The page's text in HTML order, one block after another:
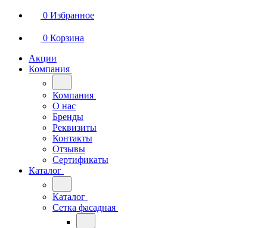
0 Избранное
0 Корзина
Акции
Компания
Компания
О нас
Бренды
Реквизиты
Контакты
Отзывы
Сертификаты
Каталог
Каталог
Сетка фасадная